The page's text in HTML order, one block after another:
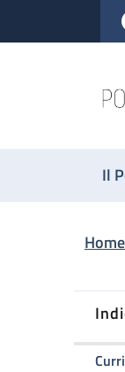
al contenuto
to footer
Il
Home